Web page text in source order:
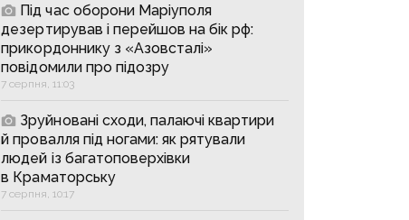
Під час оборони Маріуполя
дезертирував і перейшов на бік рф:
прикордоннику з «Азовсталі»
повідомили про підозру
7 серпня, 11:03
Зруйновані сходи, палаючі квартири
й провалля під ногами: як рятували
людей із багатоповерхівки
в Краматорську
7 серпня, 10:17